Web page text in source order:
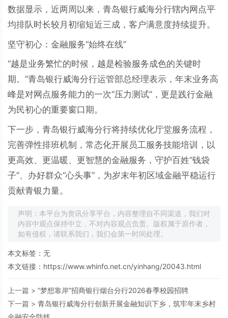
数据显示，近两周以来，青岛银行威海分行辖内网点平
均排队时长较月初缩短近三成，客户满意度持续提升。
坚守初心：金融服务“始终在线”
“越是业务繁忙的时候，越是检验服务成色的关键时
期。”青岛银行威海分行运管部总经理表示，年末业务高
峰是对网点服务能力的一次“压力测试”，更是践行金融
为民初心的重要窗口期。
下一步，青岛银行威海分行将持续优化厅堂服务流程，
完善弹性排班机制，常态化开展员工服务技能培训，以
更高效、更温暖、更智慧的金融服务，守护百姓“钱袋
子”、办好群众“心头事”，为岁末年初区域金融平稳运行
贡献青银力量。
声明：本平台为资讯分享平台，内容整理自不同渠道，我们对
内容中观点保持中立，不对内容观点负责。版权属于原作者，
如有侵权，请联系我们，我们会第一时间处理。
本文标签：无
本文链接： https://www.whinfo.net.cn/yinhang/20043.html
上一篇 > “梦想靠岸”招商银行烟台分行2026春季校园招聘
下一篇 > 青岛银行威海分行创新开展金融知识下乡，筑牢年末乡村